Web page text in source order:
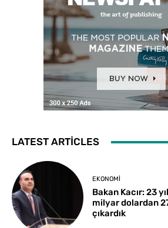
LATEST ARTICLES
EKONOMI
Bakan Kacır: 23
milyar dolardan
çıkardık